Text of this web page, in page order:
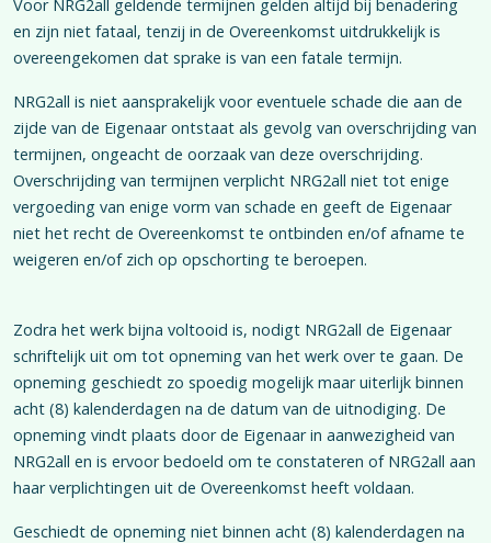
Voor NRG2all geldende termijnen gelden altijd bij benadering
en zijn niet fataal, tenzij in de Overeenkomst uitdrukkelijk is
overeengekomen dat sprake is van een fatale termijn.
NRG2all is niet aansprakelijk voor eventuele schade die aan de
zijde van de Eigenaar ontstaat als gevolg van overschrijding van
termijnen, ongeacht de oorzaak van deze overschrijding.
Overschrijding van termijnen verplicht NRG2all niet tot enige
vergoeding van enige vorm van schade en geeft de Eigenaar
niet het recht de Overeenkomst te ontbinden en/of afname te
weigeren en/of zich op opschorting te beroepen.
Zodra het werk bijna voltooid is, nodigt NRG2all de Eigenaar
schriftelijk uit om tot opneming van het werk over te gaan. De
opneming geschiedt zo spoedig mogelijk maar uiterlijk binnen
acht (8) kalenderdagen na de datum van de uitnodiging. De
opneming vindt plaats door de Eigenaar in aanwezigheid van
NRG2all en is ervoor bedoeld om te constateren of NRG2all aan
haar verplichtingen uit de Overeenkomst heeft voldaan.
Geschiedt de opneming niet binnen acht (8) kalenderdagen na